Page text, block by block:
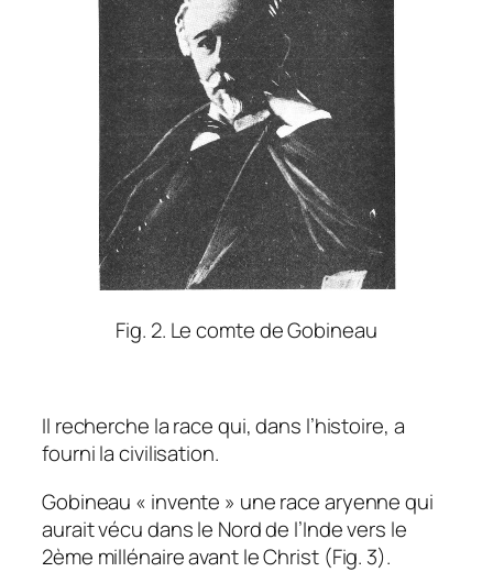
Fig. 2. Le comte de Gobineau
Il recherche la race qui, dans l’histoire, a
fourni la civilisation.
Gobineau « invente » une race aryenne qui
aurait vécu dans le Nord de l’Inde vers le
2ème millénaire avant le Christ (Fig. 3).